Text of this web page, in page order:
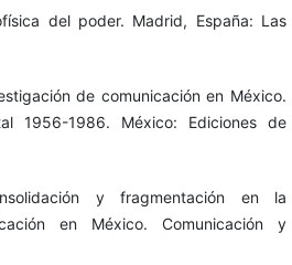
del poder. Madrid, España: Las
de comunicación en México.
1956-1986. México: Ediciones de
y fragmentación en la
en México. Comunicación y